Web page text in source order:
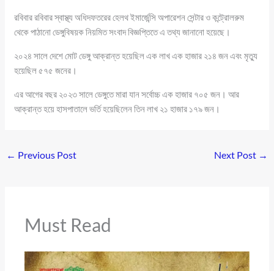
রবিবার রবিবার স্বাস্থ্য অধিদফতরের হেলথ ইমার্জেন্সি অপারেশন সেন্টার ও কন্ট্রোলরুম
থেকে পাঠানো ডেঙ্গুবিষয়ক নিয়মিত সংবাদ বিজ্ঞপ্তিতে এ তথ্য জানানো হয়েছে।
২০২৪ সালে দেশে মোট ডেঙ্গু আক্রান্ত হয়েছিল এক লাখ এক হাজার ২১৪ জন এবং মৃত্যু
হয়েছিল ৫৭৫ জনের।
এর আগের বছর ২০২৩ সালে ডেঙ্গুতে মারা যান সর্বোচ্চ এক হাজার ৭০৫ জন। আর
আক্রান্ত হয়ে হাসপাতালে ভর্তি হয়েছিলেন তিন লাখ ২১ হাজার ১৭৯ জন।
← Previous Post Next Post →
Must Read